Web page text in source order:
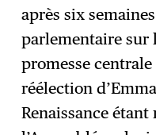
→ S'abonner
après six
parlementaire sur
promesse
réélection
Renaissance